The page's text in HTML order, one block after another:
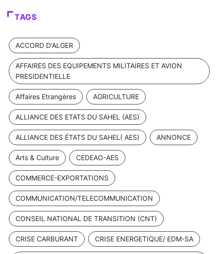
TAGS
ACCORD D'ALGER
AFFAIRES DES EQUIPEMENTS MILITAIRES ET AVION
PRESIDENTIELLE
Affaires Etrangères AGRICULTURE
ALLIANCE DES ETATS DU SAHEL (AES)
ALLIANCE DES ÉTATS DU SAHEL( AES) ANNONCE
Arts & Culture CEDEAO-AES
COMMERCE-EXPORTATIONS
COMMUNICATION/TELECOMMUNICATION
CONSEIL NATIONAL DE TRANSITION (CNT)
CRISE CARBURANT CRISE ENERGETIQUE/ EDM-SA